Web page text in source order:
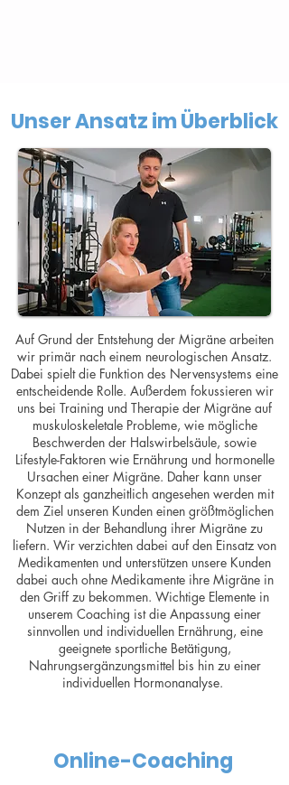
Unser Ansatz im Überblick
Auf Grund der Entstehung der Migräne arbeiten
wir primär nach einem neurologischen Ansatz.
Dabei spielt die Funktion des Nervensystems eine
entscheidende Rolle. Außerdem fokussieren wir
uns bei Training und Therapie der Migräne auf
muskuloskeletale Probleme, wie mögliche
Beschwerden der Halswirbelsäule, sowie
Lifestyle-Faktoren wie Ernährung und hormonelle
Ursachen einer Migräne. Daher kann unser
Konzept als ganzheitlich angesehen werden mit
dem Ziel unseren Kunden einen größtmöglichen
Nutzen in der Behandlung ihrer Migräne zu
liefern. Wir verzichten dabei auf den Einsatz von
Medikamenten und unterstützen unsere Kunden
dabei auch ohne Medikamente ihre Migräne in
den Griff zu bekommen. Wichtige Elemente in
unserem Coaching ist die Anpassung einer
sinnvollen und individuellen Ernährung, eine
geeignete sportliche Betätigung,
Nahrungsergänzungsmittel bis hin zu einer
individuellen Hormonanalyse.
Online-Coaching